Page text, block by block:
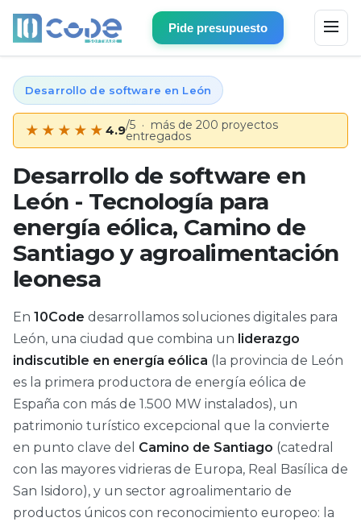
Pide presupuesto
Desarrollo de software en León
★★★★★ 4.9/5 · más de 200 proyectos
entregados
Desarrollo de software en
León - Tecnología para
energía eólica, Camino de
Santiago y agroalimentación
leonesa
En 10Code desarrollamos soluciones digitales para
León, una ciudad que combina un liderazgo
indiscutible en energía eólica (la provincia de León
es la primera productora de energía eólica de
España con más de 1.500 MW instalados), un
patrimonio turístico excepcional que la convierte
en punto clave del Camino de Santiago (catedral
con las mayores vidrieras de Europa, Real Basílica de
San Isidoro), y un sector agroalimentario de
productos únicos con reconocimiento europeo: la